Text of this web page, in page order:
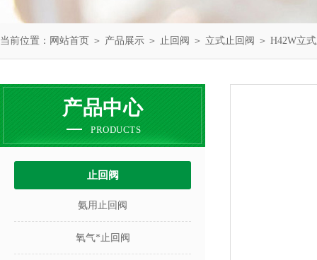
当前位置： 网站首页 ＞ 产品展示 ＞ 止回阀 ＞ 立式止回阀 ＞ H42W立
产品中心
PRODUCTS
止回阀
氨用止回阀
氧气*止回阀